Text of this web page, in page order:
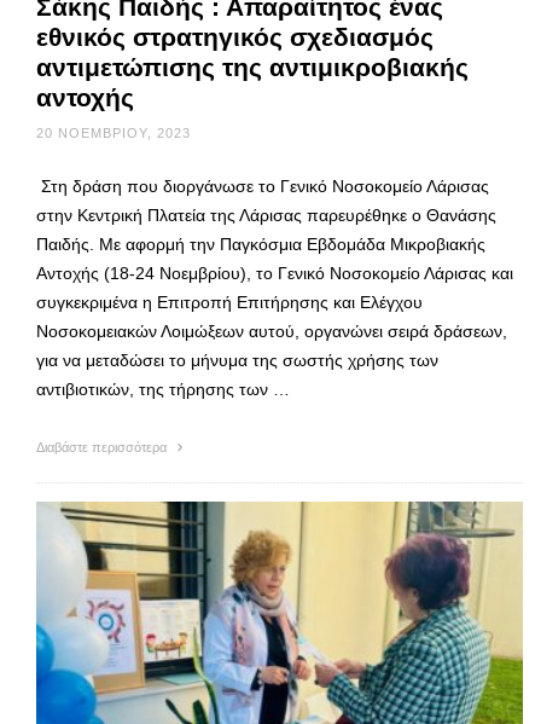
Σάκης Παιδής : Απαραίτητος ένας
εθνικός στρατηγικός σχεδιασμός
αντιμετώπισης της αντιμικροβιακής
αντοχής
20 ΝΟΕΜΒΡΊΟΥ, 2023
Στη δράση που διοργάνωσε το Γενικό Νοσοκομείο Λάρισας
στην Κεντρική Πλατεία της Λάρισας παρευρέθηκε ο Θανάσης
Παιδής. Με αφορμή την Παγκόσμια Εβδομάδα Μικροβιακής
Αντοχής (18-24 Νοεμβρίου), το Γενικό Νοσοκομείο Λάρισας και
συγκεκριμένα η Επιτροπή Επιτήρησης και Ελέγχου
Νοσοκομειακών Λοιμώξεων αυτού, οργανώνει σειρά δράσεων,
για να μεταδώσει το μήνυμα της σωστής χρήσης των
αντιβιοτικών, της τήρησης των …
Διαβάστε περισσότερα